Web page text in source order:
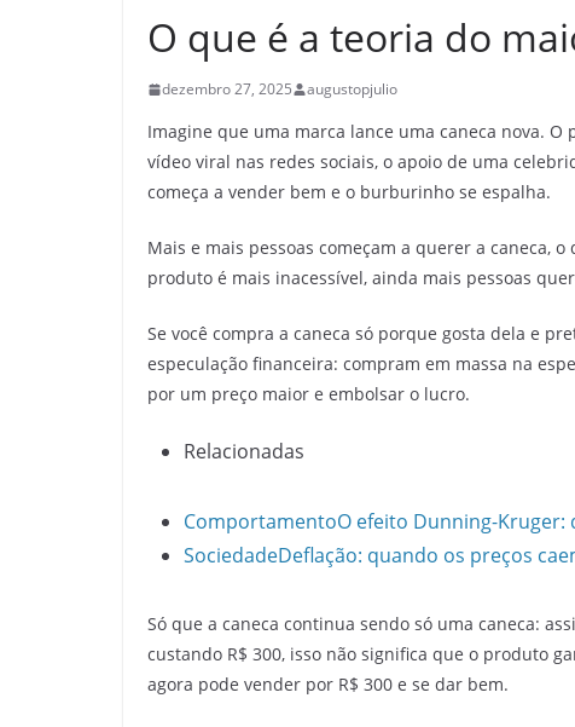
O que é a teoria do
dezembro 27, 2025 augustopjulio
Imagine que uma marca lance uma caneca nova.
vídeo viral nas redes sociais, o apoio de uma
começa a vender bem e o burburinho se espalha.
Mais e mais pessoas começam a querer a caneca,
produto é mais inacessível, ainda mais pessoas
Se você compra a caneca só porque gosta dela e
especulação financeira: compram em massa na
por um preço maior e embolsar o lucro.
Relacionadas
ComportamentoO efeito Dunning-Kruger:
SociedadeDeflação: quando os preços
Só que a caneca continua sendo só uma caneca:
custando R$ 300, isso não significa que o produto
agora pode vender por R$ 300 e se dar bem.